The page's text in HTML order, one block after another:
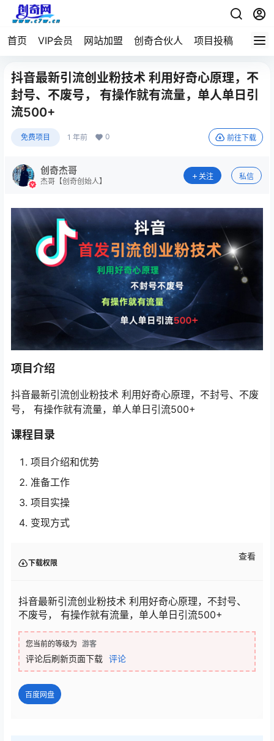
首页 VIP会员 网站加盟 创奇合伙人 项目投稿
抖音最新引流创业粉技术 利用好奇心原理，不
封号、不废号， 有操作就有流量，单人单日引
流500+
免费项目 1 年前 0 前往下载
创奇杰哥
杰哥【创奇创始人】
关注 私信
项目介绍
抖音最新引流创业粉技术 利用好奇心原理，不封号、不废
号， 有操作就有流量，单人单日引流500+
课程目录
项目介绍和优势
准备工作
项目实操
变现方式
下载权限
查看
抖音最新引流创业粉技术 利用好奇心原理，不封号、
不废号， 有操作就有流量，单人单日引流500+
您当前的等级为 游客
评论后刷新页面下载 评论
百度网盘